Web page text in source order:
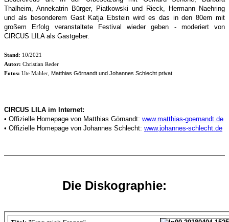
Thalheim, Annekatrin Bürger, Piatkowski und Rieck, Hermann Naehring
und als besonderem Gast Katja Ebstein wird es das in den 80ern mit
großem Erfolg veranstaltete Festival wieder geben - moderiert von
CIRCUS LILA als Gastgeber.
Stand: 10/2021
Autor: Christian Reder
Fotos: Ute Mahler, Matthias Görnandt und Johannes Schlecht privat
CIRCUS LILA im Internet:
• Offizielle Homepage von Matthias Görnandt: www.matthias-goernandt.de
• Offizielle Homepage von Johannes Schlecht: www.johannes-schlecht.de
Die Diskographie: